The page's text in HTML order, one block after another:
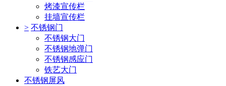
烤漆宣传栏
挂墙宣传栏
> 不锈钢门
不锈钢大门
不锈钢地弹门
不锈钢感应门
铁艺大门
不锈钢屏风